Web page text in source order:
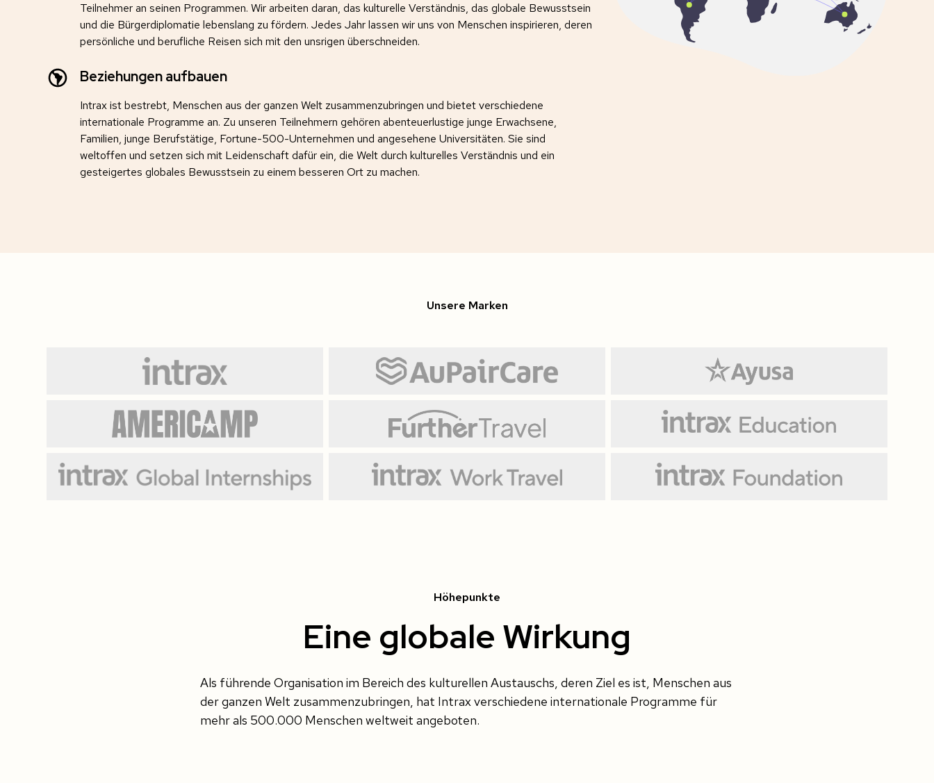
Teilnehmer an seinen Programmen. Wir arbeiten daran, das kulturelle Verständnis, das globale Bewusstsein
und die Bürgerdiplomatie lebenslang zu fördern. Jedes Jahr lassen wir uns von Menschen inspirieren, deren
persönliche und berufliche Reisen sich mit den unsrigen überschneiden.
Beziehungen aufbauen
Intrax ist bestrebt, Menschen aus der ganzen Welt zusammenzubringen und bietet verschiedene
internationale Programme an. Zu unseren Teilnehmern gehören abenteuerlustige junge Erwachsene,
Familien, junge Berufstätige, Fortune-500-Unternehmen und angesehene Universitäten. Sie sind
weltoffen und setzen sich mit Leidenschaft dafür ein, die Welt durch kulturelles Verständnis und ein
gesteigertes globales Bewusstsein zu einem besseren Ort zu machen.
Unsere Marken
Höhepunkte
Eine globale Wirkung
Als führende Organisation im Bereich des kulturellen Austauschs, deren Ziel es ist, Menschen aus
der ganzen Welt zusammenzubringen, hat Intrax verschiedene internationale Programme für
mehr als 500.000 Menschen weltweit angeboten.